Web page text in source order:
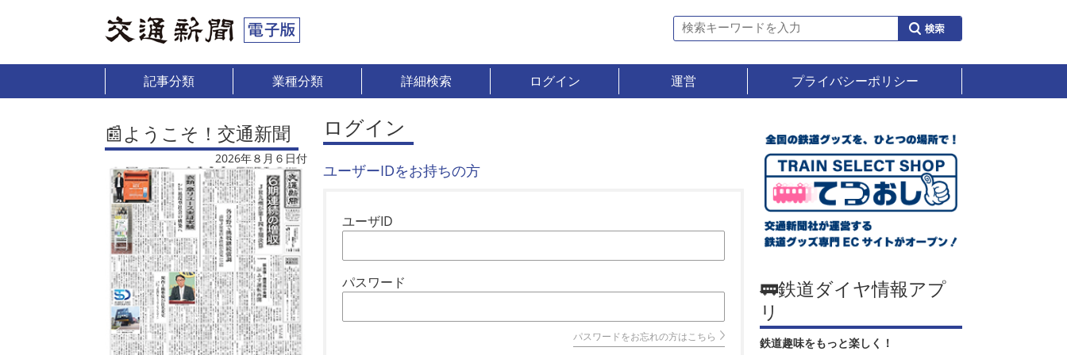
記事分類 業種分類 詳細検索 ログイン 運営 プライバシーポリシー
📰ようこそ！交通新聞
2026年８月６日付
ログイン
ユーザーIDをお持ちの方
ユーザID
パスワード
パスワードをお忘れの方はこちら
🚃鉄道ダイヤ情報アプ
リ
鉄道趣味をもっと楽しく！